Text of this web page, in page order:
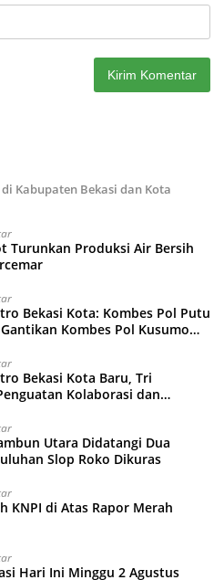
Kabupaten Bekasi dan Kota
Turunkan Produksi Air Bersih
Bekasi Kota: Kombes Pol Putu
Kombes Pol Kusumo
Bekasi Kota Baru, Tri
Kolaborasi dan
Utara Didatangi Dua
Slop Roko Dikuras
KNPI di Atas Rapor Merah
Hari Ini Minggu 2 Agustus